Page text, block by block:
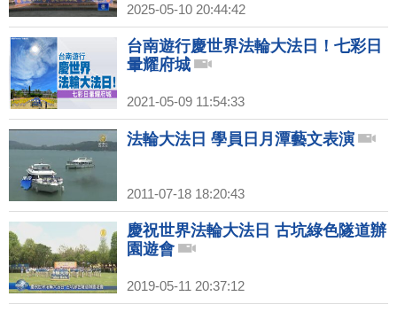
2025-05-10 20:44:42
台南遊行慶世界法輪大法日！七彩日
暈耀府城
2021-05-09 11:54:33
法輪大法日 學員日月潭藝文表演
2011-07-18 18:20:43
慶祝世界法輪大法日 古坑綠色隧道辦
園遊會
2019-05-11 20:37:12